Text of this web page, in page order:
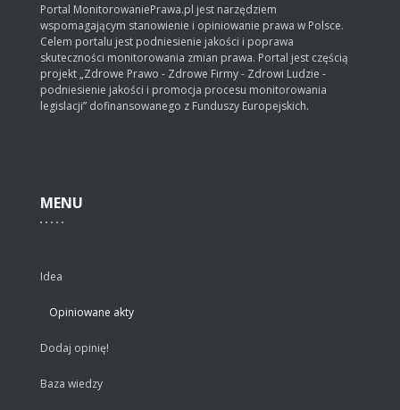
Portal MonitorowaniePrawa.pl jest narzędziem
wspomagającym stanowienie i opiniowanie prawa w Polsce.
Celem portalu jest podniesienie jakości i poprawa
skuteczności monitorowania zmian prawa. Portal jest częścią
projekt „Zdrowe Prawo - Zdrowe Firmy - Zdrowi Ludzie -
podniesienie jakości i promocja procesu monitorowania
legislacji” dofinansowanego z Funduszy Europejskich.
MENU
Idea
Opiniowane akty
Dodaj opinię!
Baza wiedzy